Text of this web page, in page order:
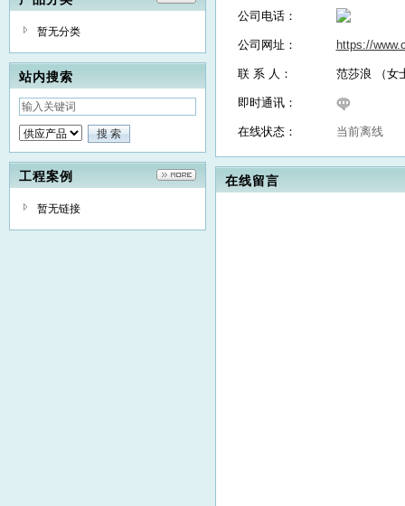
暂无分类
站内搜索
工程案例
暂无链接
公司电话：
公司网址： https://
联 系 人： 范莎浪 （女
即时通讯：
在线状态： 当前离线
在线留言